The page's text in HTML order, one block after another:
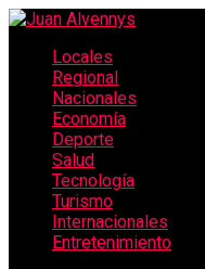
Locales
Regional
Nacionales
Economía
Deporte
Salud
Tecnología
Turismo
Internacionales
Entretenimiento